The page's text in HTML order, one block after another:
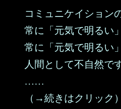
コミュニケイション
常に「元気で明るい
常に「元気で明るい
人間として不自然で
……
（→続きはクリック）